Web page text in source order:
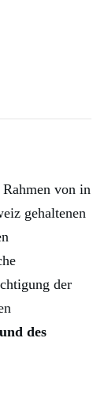
von in
gehaltenen
der
des